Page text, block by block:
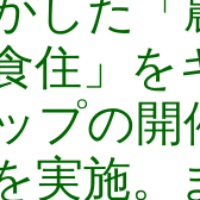
した
住」
プの
実施。